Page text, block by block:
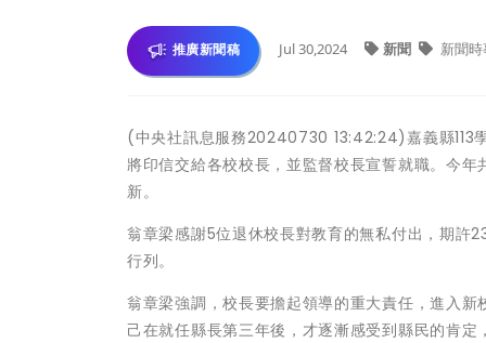
推廣新聞稿 Jul 30,2024 新聞 新聞時
(中央社訊息服務20240730 13:42:24)嘉義縣113
將印信交給各校校長，並監督校長宣誓就職。今
新。
翁章梁感謝5位退休校長對教育的無私付出，期許
行列。
翁章梁強調，校長要擔起領導的重大責任，進入
己在就任縣長第三年後，才逐漸感受到縣民的肯